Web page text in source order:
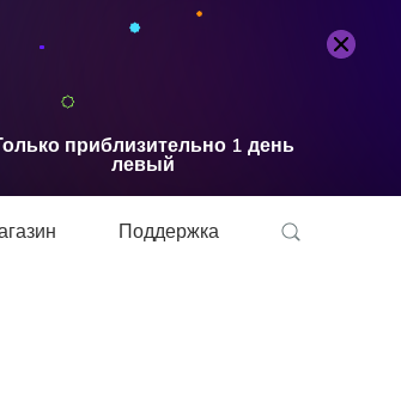
приблизительно 1 день
левый
Поддержка
бесплатно